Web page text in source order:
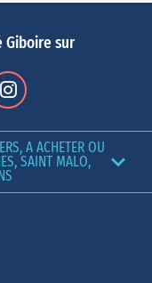
sur
A ACHETER OU
SAINT MALO,